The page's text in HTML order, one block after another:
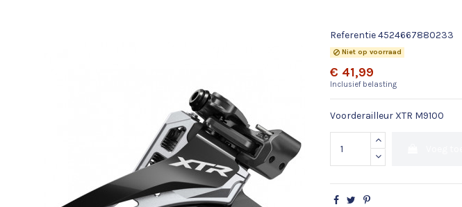
Referentie4524667880233
Niet op voorraad
€ 41,99
Inclusief belasting
Voorderailleur XTR M9100